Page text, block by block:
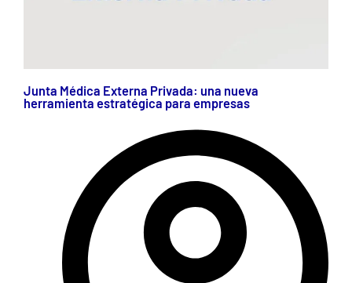
Junta Médica Externa Privada: una nueva
herramienta estratégica para empresas